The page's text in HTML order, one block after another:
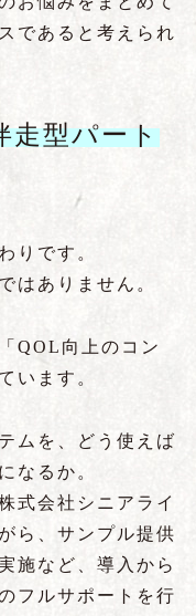
であると考えられ
走型パート
りです。
はありません。
QOL向上のコン
います。
ムを、どう使えば
なるか。
式会社シニアライ
ら、サンプル提供
施など、導入から
フルサポートを行